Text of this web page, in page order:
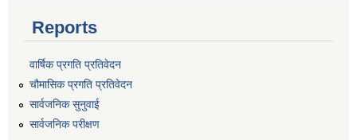
Reports
वार्षिक प्रगति प्रतिवेदन
चौमासिक प्रगति प्रतिवेदन
सार्वजनिक सुनुवाई
सार्वजनिक परीक्षण